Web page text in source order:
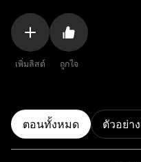
เพิ่มลิสต์ ถูกใจ
ตอนทั้งหมด ตัวอย่า